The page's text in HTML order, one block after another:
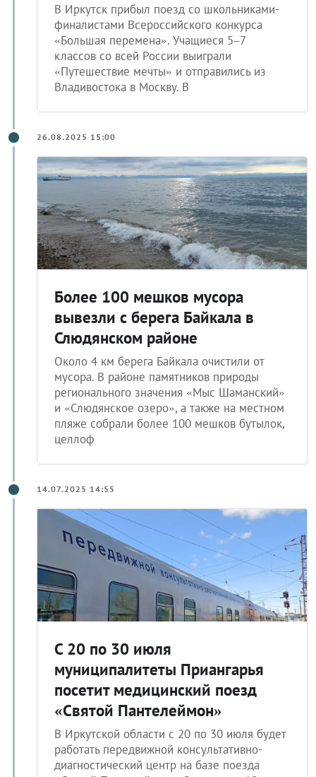
В Иркутск прибыл поезд со школьниками-
финалистами Всероссийского конкурса
«Большая перемена». Учащиеся 5–7
классов со всей России выиграли
«Путешествие мечты» и отправились из
Владивостока в Москву. В
26.08.2025 15:00
Более 100 мешков мусора
вывезли с берега Байкала в
Слюдянском районе
Около 4 км берега Байкала очистили от
мусора. В районе памятников природы
регионального значения «Мыс Шаманский»
и «Слюдянское озеро», а также на местном
пляже собрали более 100 мешков бутылок,
целлоф
14.07.2025 14:55
С 20 по 30 июля
муниципалитеты Приангарья
посетит медицинский поезд
«Святой Пантелеймон»
В Иркутской области с 20 по 30 июля будет
работать передвижной консультативно-
диагностический центр на базе поезда